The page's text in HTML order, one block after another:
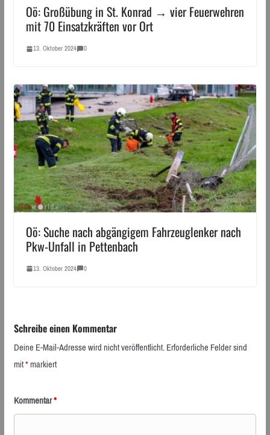
Oö: Großübung in St. Konrad → vier Feuerwehren
mit 70 Einsatzkräften vor Ort
13. Oktober 2024 0
Oö: Suche nach abgängigem Fahrzeuglenker nach
Pkw-Unfall in Pettenbach
13. Oktober 2024 0
Schreibe einen Kommentar
Deine E-Mail-Adresse wird nicht veröffentlicht.Erforderliche Felder sind
mit*markiert
Kommentar*